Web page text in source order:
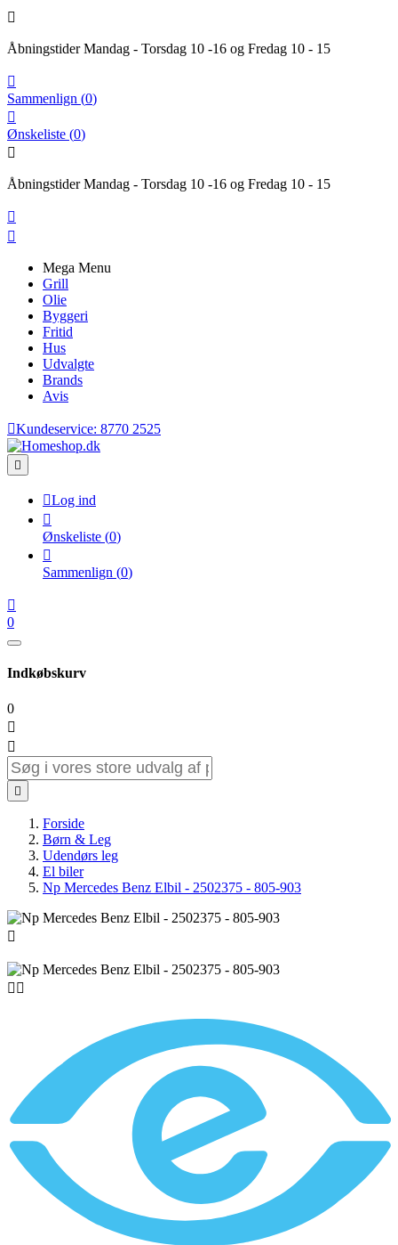

Åbningstider Mandag - Torsdag 10 -16 og Fredag 10 - 15

Sammenlign (0)

Ønskeliste (0)

Åbningstider Mandag - Torsdag 10 -16 og Fredag 10 - 15


Mega Menu
Grill
Olie
Byggeri
Fritid
Hus
Udvalgte
Brands
Avis
Kundeservice: 8770 2525

Log ind

Ønskeliste (0)

Sammenlign (0)

0
Indkøbskurv
0



Forside
Børn & Leg
Udendørs leg
El biler
Np Mercedes Benz Elbil - 2502375 - 805-903

 